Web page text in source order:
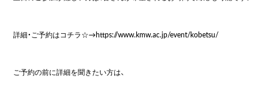
詳細・ご予約はコチラ☆→https://www.kmw.ac.jp/event/kobetsu/
ご予約の前に詳細を聞きたい方は、